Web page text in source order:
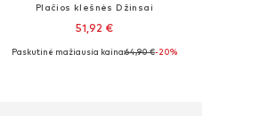
Plačios klešnės Džinsai
51,92 €
Yra daugybė dydžių
Paskutinė mažiausia kaina:64,90 €-20%